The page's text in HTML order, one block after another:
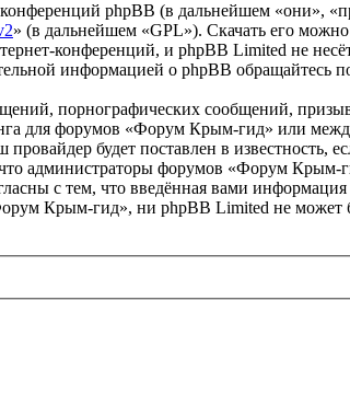
phpBB (в дальнейшем «они»,
» (в дальнейшем «GPL»). Скачать его
конференций, и phpBB Limited не
информацией о phpBB обращайтесь
порнографических сообщений,
для форумов «Форум Крым-гид» или
будет поставлен в известность,
администраторы форумов «Форум Крым-
с тем, что введённая вами
Крым-гид», ни phpBB Limited не может